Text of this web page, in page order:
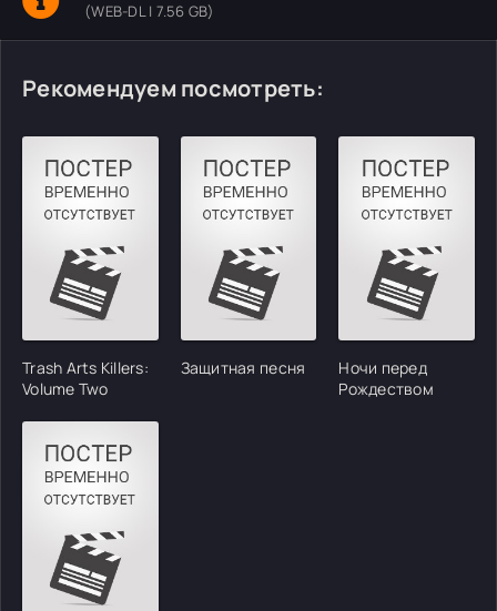
(WEB-DL | 7.56 GB)
Рекомендуем посмотреть:
Trash Arts Killers:
Volume Two
Защитная песня
Ночи перед
Рождеством